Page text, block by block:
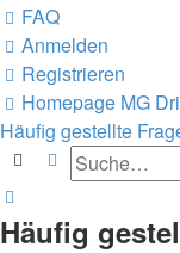
FAQ
Anmelden
Registrieren
Homepage MG
Häufig gestellte
Suche Erweiterte Suche
Häufig